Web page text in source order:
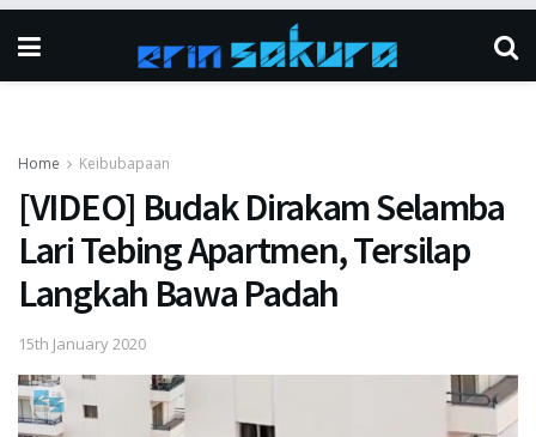
Home Keibubapaan
[VIDEO] Budak Dirakam Selamba
Lari Tebing Apartmen, Tersilap
Langkah Bawa Padah
15th January 2020